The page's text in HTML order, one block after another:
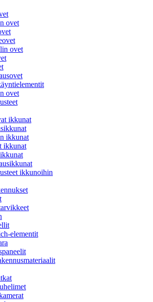
ovet
ovet
ovet
ikkunat
ikkunat
ikkunat
ikkunoihin
elementit